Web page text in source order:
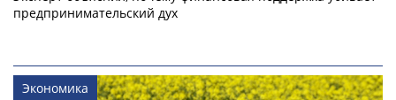
предпринимательский дух
Экономика